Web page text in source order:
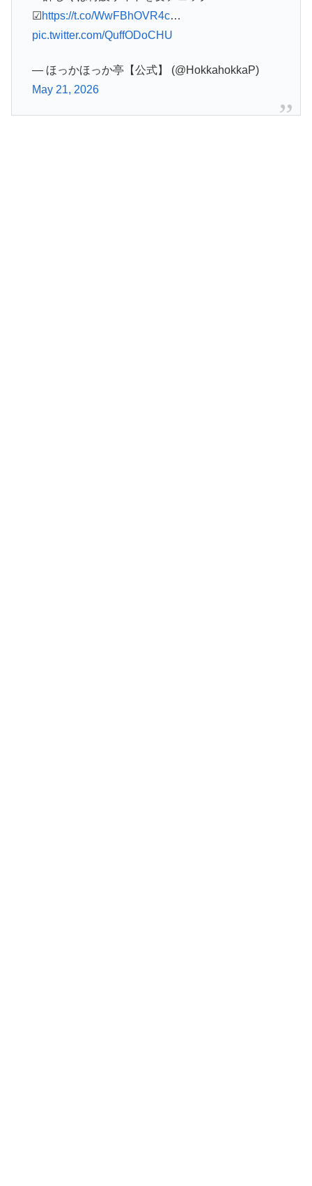
☑https://t.co/WwFBhOVR4c…
pic.twitter.com/QuffODoCHU
— ほっかほっか亭【公式】 (@HokkahokkaP)
May 21, 2026